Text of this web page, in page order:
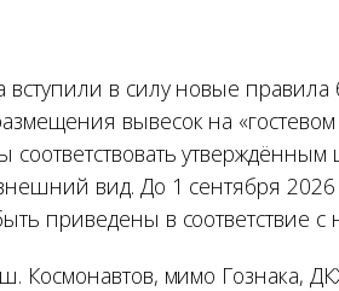
в силу новые правила
вывесок на
соответствовать
вид. До 1 сентября 2026
приведены в соответствие
Космонавтов, мимо Гознака,